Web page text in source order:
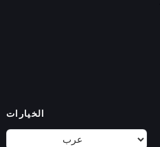
الخيارات